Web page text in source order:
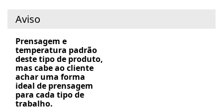
Aviso
Prensagem e
temperatura padrão
deste tipo de produto,
mas cabe ao cliente
achar uma forma
ideal de prensagem
para cada tipo de
trabalho.